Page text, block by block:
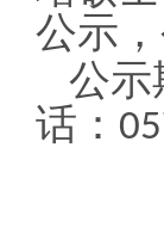
公示
公示
话：